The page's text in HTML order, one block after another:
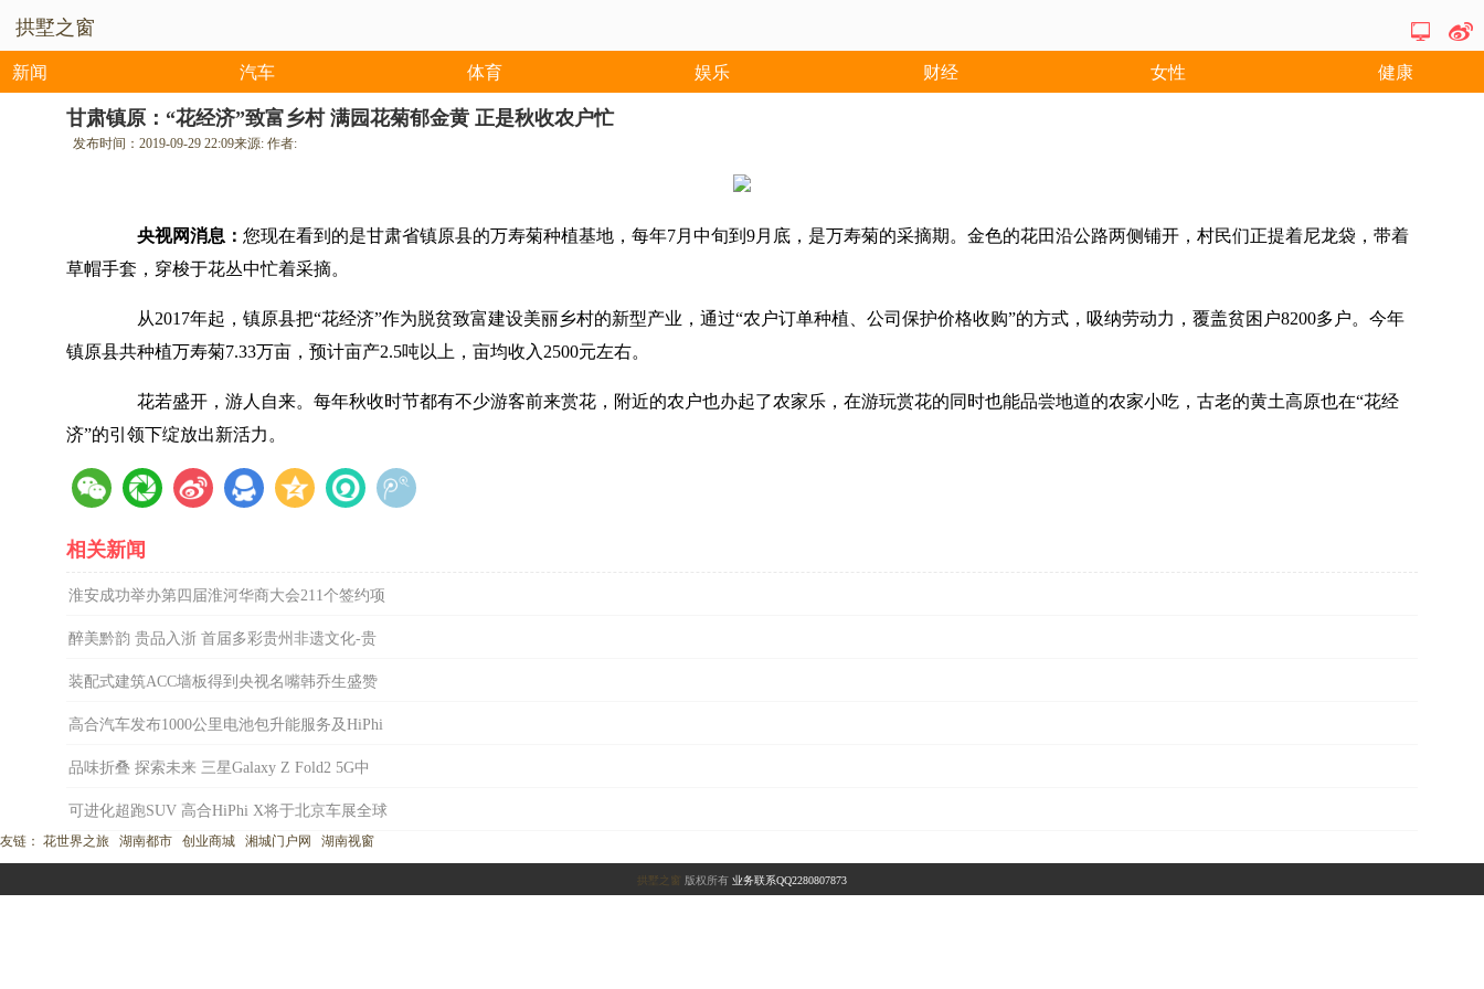
拱墅之窗
新闻 汽车 体育 娱乐 财经 女性 健康
甘肃镇原：“花经济”致富乡村 满园花菊郁金黄 正是秋收农户忙
发布时间：2019-09-29 22:09来源: 作者:
央视网消息：您现在看到的是甘肃省镇原县的万寿菊种植基地，每年7月中旬到9月底，是万寿菊的采摘期。金色的花田沿公路两侧铺开，村民们正提着尼龙袋，带着
草帽手套，穿梭于花丛中忙着采摘。
从2017年起，镇原县把“花经济”作为脱贫致富建设美丽乡村的新型产业，通过“农户订单种植、公司保护价格收购”的方式，吸纳劳动力，覆盖贫困户8200多户。今年
镇原县共种植万寿菊7.33万亩，预计亩产2.5吨以上，亩均收入2500元左右。
花若盛开，游人自来。每年秋收时节都有不少游客前来赏花，附近的农户也办起了农家乐，在游玩赏花的同时也能品尝地道的农家小吃，古老的黄土高原也在“花经
济”的引领下绽放出新活力。
相关新闻
淮安成功举办第四届淮河华商大会211个签约项
醉美黔韵 贵品入浙 首届多彩贵州非遗文化-贵
装配式建筑ACC墙板得到央视名嘴韩乔生盛赞
高合汽车发布1000公里电池包升能服务及HiPhi
品味折叠 探索未来 三星Galaxy Z Fold2 5G中
可进化超跑SUV 高合HiPhi X将于北京车展全球
友链： 花世界之旅 湖南都市 创业商城 湘城门户网 湖南视窗
拱墅之窗 版权所有 业务联系QQ2280807873